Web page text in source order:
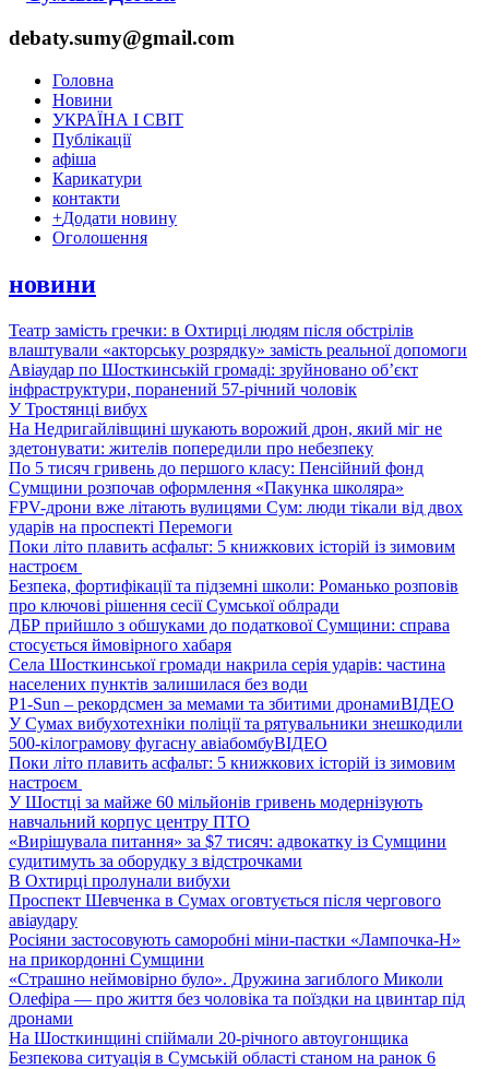
debaty.sumy@gmail.com
Головна
Новини
УКРАЇНА І СВІТ
Публікації
афіша
Карикатури
контакти
+Додати новину
Оголошення
новини
Театр замість гречки: в Охтирці людям після обстрілів
влаштували «акторську розрядку» замість реальної допомоги
Авіаудар по Шосткинській громаді: зруйновано об’єкт
інфраструктури, поранений 57-річний чоловік
У Тростянці вибух
На Недригайлівщині шукають ворожий дрон, який міг не
здетонувати: жителів попередили про небезпеку
По 5 тисяч гривень до першого класу: Пенсійний фонд
Сумщини розпочав оформлення «Пакунка школяра»
FPV-дрони вже літають вулицями Сум: люди тікали від двох
ударів на проспекті Перемоги
Поки літо плавить асфальт: 5 книжкових історій із зимовим
настроєм
Безпека, фортифікації та підземні школи: Романько розповів
про ключові рішення сесії Сумської облради
ДБР прийшло з обшуками до податкової Сумщини: справа
стосується ймовірного хабаря
Села Шосткинської громади накрила серія ударів: частина
населених пунктів залишилася без води
P1-Sun – рекордсмен за мемами та збитими дронамиВІДЕО
У Сумах вибухотехніки поліції та рятувальники знешкодили
500-кілограмову фугасну авіабомбуВІДЕО
Поки літо плавить асфальт: 5 книжкових історій із зимовим
настроєм
У Шостці за майже 60 мільйонів гривень модернізують
навчальний корпус центру ПТО
«Вирішувала питання» за $7 тисяч: адвокатку із Сумщини
судитимуть за оборудку з відстрочками
В Охтирці пролунали вибухи
Проспект Шевченка в Сумах оговтується після чергового
авіаудару
Росіяни застосовують саморобні міни-пастки «Лампочка-Н»
на прикордонні Сумщини
«Страшно неймовірно було». Дружина загиблого Миколи
Олефіра — про життя без чоловіка та поїздки на цвинтар під
дронами
На Шосткинщині спіймали 20-річного автоугонщика
Безпекова ситуація в Сумській області станом на ранок 6